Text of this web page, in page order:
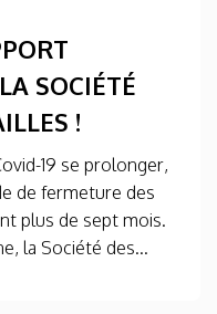
SOCIÉTÉ
!
19 se prolonger,
de fermeture des
plus de sept mois.
la Société des...